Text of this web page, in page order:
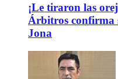
¡Le tiraron las
Árbitros confirma
Jona